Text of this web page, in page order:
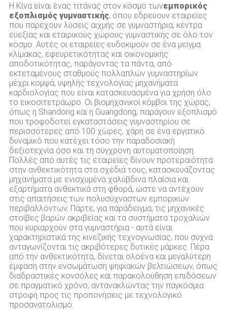
Η Κίνα είναι ένας τιτάνας στον κόσμο τωνεμπορικός
εξοπλισμός γυμναστικής, όπου εδρεύουν εταιρείες
που παρέχουν λύσεις αιχμής σε γυμναστήρια, κέντρα
ευεξίας και εταιρικούς χώρους γυμναστικής σε όλο τον
κόσμο. Αυτές οι εταιρείες ευδοκιμούν σε ένα μείγμα
κλίμακας, εφευρετικότητας και οικονομικής
αποδοτικότητας, παράγοντας τα πάντα, από
εκτεταμένους σταθμούς πολλαπλών γυμναστηρίων
μέχρι κομψά, υψηλής τεχνολογίας μηχανήματα
καρδιολογίας που είναι κατασκευασμένα για χρήση όλο
το εικοσιτετράωρο. Οι βιομηχανικοί κόμβοι της χώρας,
όπως η Shandong και η Guangdong, παράγουν εξοπλισμό
που τροφοδοτεί εγκαταστάσεις γυμναστηρίου σε
περισσότερες από 100 χώρες, χάρη σε ένα εργατικό
δυναμικό που κατέχει τόσο την παραδοσιακή
δεξιοτεχνία όσο και τη σύγχρονη αυτοματοποίηση.
Πολλές από αυτές τις εταιρείες δίνουν προτεραιότητα
στην ανθεκτικότητα στα σχέδιά τους, κατασκευάζοντας
μηχανήματα με ενισχυμένα χαλύβδινα πλαίσια και
εξαρτήματα ανθεκτικά στη φθορά, ώστε να αντέχουν
στις απαιτήσεις των πολυσύχναστων εμπορικών
περιβαλλόντων. Πάρτε, για παράδειγμα, τις μηχανικές
στοίβες βαρών ακριβείας και τα συστήματα τροχαλιών
που κυριαρχούν στα γυμναστήρια - αυτά είναι
χαρακτηριστικά της κινεζικής τεχνογνωσίας, που συχνά
ανταγωνίζονται τις ακριβότερες δυτικές μάρκες. Πέρα
από την ανθεκτικότητα, δίνεται ολοένα και μεγαλύτερη
έμφαση στην ενσωμάτωση ψηφιακών βελτιώσεων, όπως
διαδραστικές κονσόλες και παρακολούθηση επιδόσεων
σε πραγματικό χρόνο, αντανακλώντας την παγκόσμια
στροφή προς τις προπονήσεις με τεχνολογικό
προσανατολισμό.